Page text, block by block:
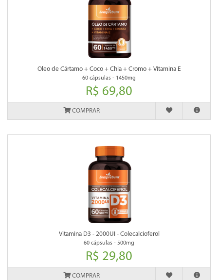
Oleo de Cártamo + Coco + Chia + Cromo + Vitamina E
60 cápsulas - 1450mg
R$ 69,80
COMPRAR
Vitamina D3 - 2000UI - Colecalcioferol
60 cápsulas - 500mg
R$ 29,80
COMPRAR